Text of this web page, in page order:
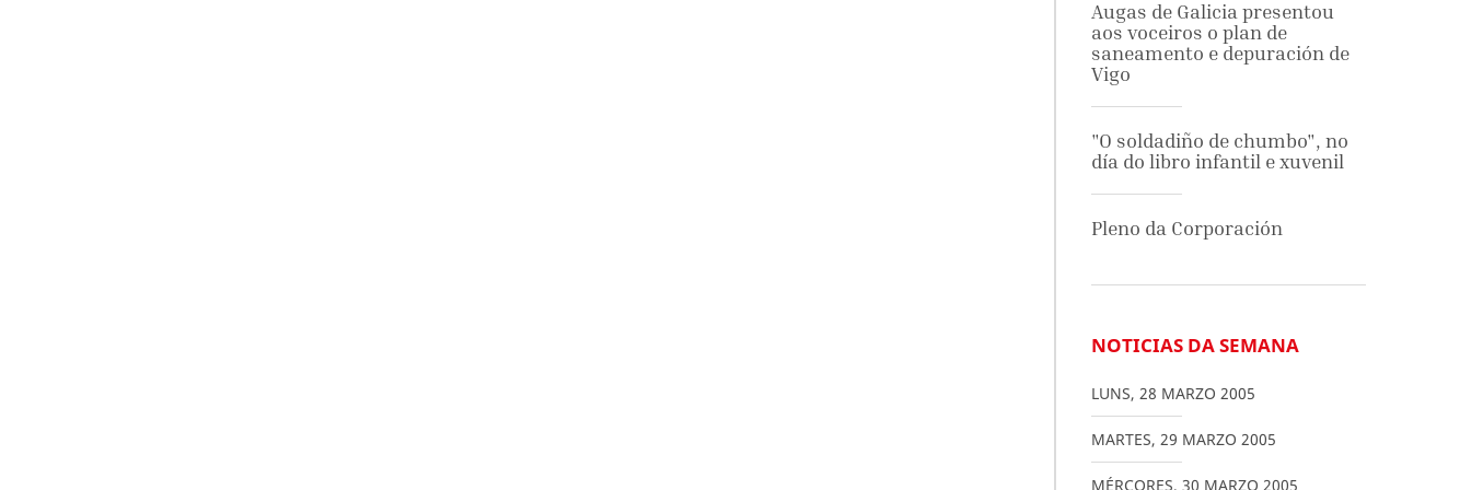
Augas de Galicia presentou
aos voceiros o plan de
saneamento e depuración de
Vigo
"O soldadiño de chumbo", no
día do libro infantil e xuvenil
Pleno da Corporación
NOTICIAS DA SEMANA
LUNS, 28 MARZO 2005
MARTES, 29 MARZO 2005
MÉRCORES, 30 MARZO 2005